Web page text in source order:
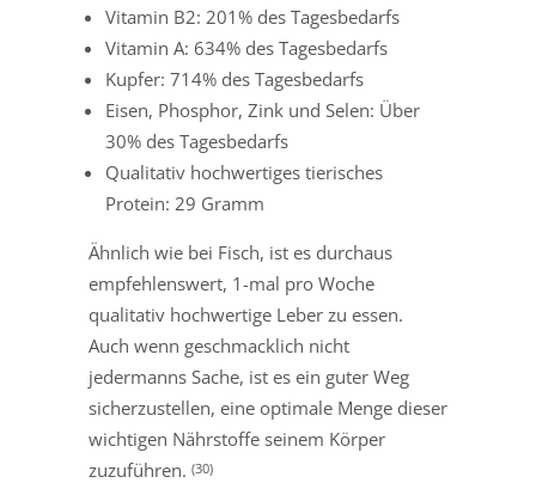
Vitamin B2: 201% des Tagesbedarfs
Vitamin A: 634% des Tagesbedarfs
Kupfer: 714% des Tagesbedarfs
Eisen, Phosphor, Zink und Selen: Über
30% des Tagesbedarfs
Qualitativ hochwertiges tierisches
Protein: 29 Gramm
Ähnlich wie bei Fisch, ist es durchaus
empfehlenswert, 1-mal pro Woche
qualitativ hochwertige Leber zu essen.
Auch wenn geschmacklich nicht
jedermanns Sache, ist es ein guter Weg
sicherzustellen, eine optimale Menge dieser
wichtigen Nährstoffe seinem Körper
zuzuführen. (30)